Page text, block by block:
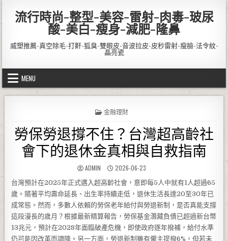
流行時尚-整型-美容-雷射-肉毒-玻尿
酸-美白-瘦身-減肥-隆鼻
威塑推薦-真空除毛-打鼾-狐臭-雙眼皮-音波拉皮-皮秒雷射-瘦臉-法令紋-
晶亮瓷
MENU
POSTED IN
金融理財
勞保勞退撐不住？台灣超高齡社
會下的退休金真相與自救指南
AUTHOR:
ADMIN PUBLISHED DATE:
2026-06-23
台灣預計在2025年正式邁入超高齡社會，意即每5人中就有1人超過65
歲。隨著平均壽命延長、出生率持續走低，退休生活長達20至30年已
成常態。然而，多數人依賴的勞保老年給付與勞退新制，是否真能支撐
這段漫長的歲月？根據最新精算報告，勞保基金潛藏負債已超過新台幣
13兆元，預計在2028年面臨破產危機，即使政府逐年撥補，給付水準
仍可能因改革而調降。另一方面，勞退新制雖有僱主提撥6%，但若未